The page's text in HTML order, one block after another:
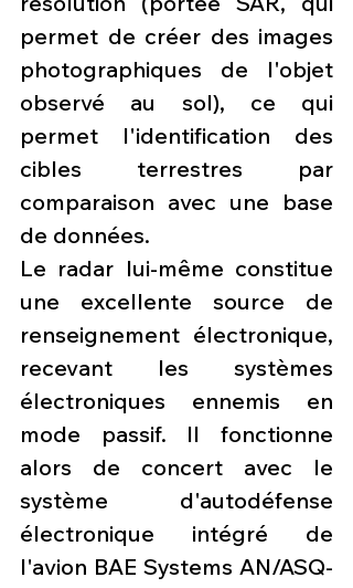
permet de créer des images
photographiques de l'objet
observé au sol), ce qui
permet l'identification des
cibles terrestres par
comparaison avec une base
de données.
Le radar lui-même constitue
une excellente source de
renseignement électronique,
recevant les systèmes
électroniques ennemis en
mode passif. Il fonctionne
alors de concert avec le
système d'autodéfense
électronique intégré de
l'avion BAE Systems AN/ASQ-